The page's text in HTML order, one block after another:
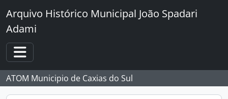
Skip to main content
Arquivo Histórico Municipal João Spadari
Adami
Toggle navigation
ATOM Municipio de Caxias do Sul